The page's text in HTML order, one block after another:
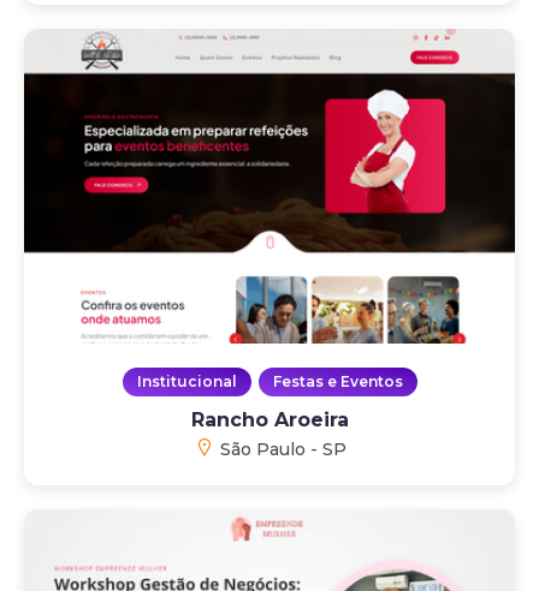
Institucional Festas e Eventos
Rancho Aroeira
São Paulo - SP